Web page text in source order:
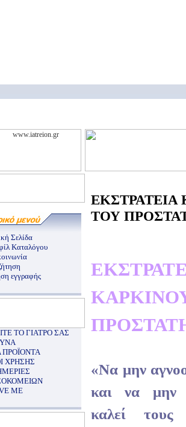
Σελίδα
Καταλόγου
εγγραφής
ΤΟ ΓΙΑΤΡΟ ΣΑΣ
ΠΡΟΪΟΝΤΑ
ΧΡΗΣΗΣ
ME
ΤΟΥ
«Να μην
και να μην
καλεί